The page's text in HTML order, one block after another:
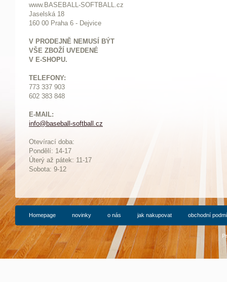
www.BASEBALL-SOFTBALL.cz
Jaselská 18
160 00 Praha 6 - Dejvice
V PRODEJNĚ NEMUSÍ BÝT
VŠE ZBOŽÍ UVEDENÉ
V E-SHOPU.
TELEFONY:
773 337 903
602 383 848
E-MAIL:
info@baseball-softball.cz
Otevírací doba:
Pondělí: 14-17
Úterý až pátek: 11-17
Sobota: 9-12
Homepage novinky o nás jak nakupovat obchodní